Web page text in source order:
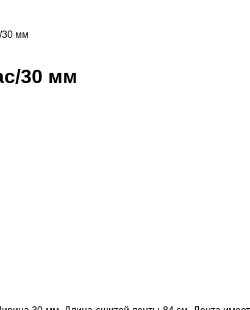
30 мм
30 мм